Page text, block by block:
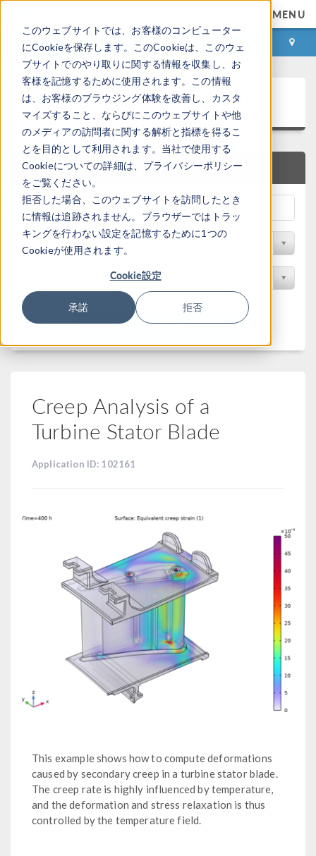
このウェブサイトでは、お客様のコンピューター
にCookieを保存します。このCookieは、このウェ
ブサイトでのやり取りに関する情報を収集し、お
客様を記憶するために使用されます。この情報
は、お客様のブラウジング体験を改善し、カスタ
マイズすること、ならびにこのウェブサイトや他
のメディアの訪問者に関する解析と指標を得るこ
とを目的として利用されます。当社で使用する
Cookieについての詳細は、プライバシーポリシー
をご覧ください。
拒否した場合、このウェブサイトを訪問したとき
に情報は追跡されません。ブラウザーではトラッ
キングを行わない設定を記憶するために1つの
Cookieが使用されます。
Cookie設定
承諾 拒否
MENU
ログイン お問い合わせ
アプリケーションギャラリ
クイック検索
分野でフィルター
フィルター
Creep Analysis of a
Turbine Stator Blade
Application ID: 102161
This example shows how to compute deformations
caused by secondary creep in a turbine stator blade.
The creep rate is highly influenced by temperature,
and the deformation and stress relaxation is thus
controlled by the temperature field.